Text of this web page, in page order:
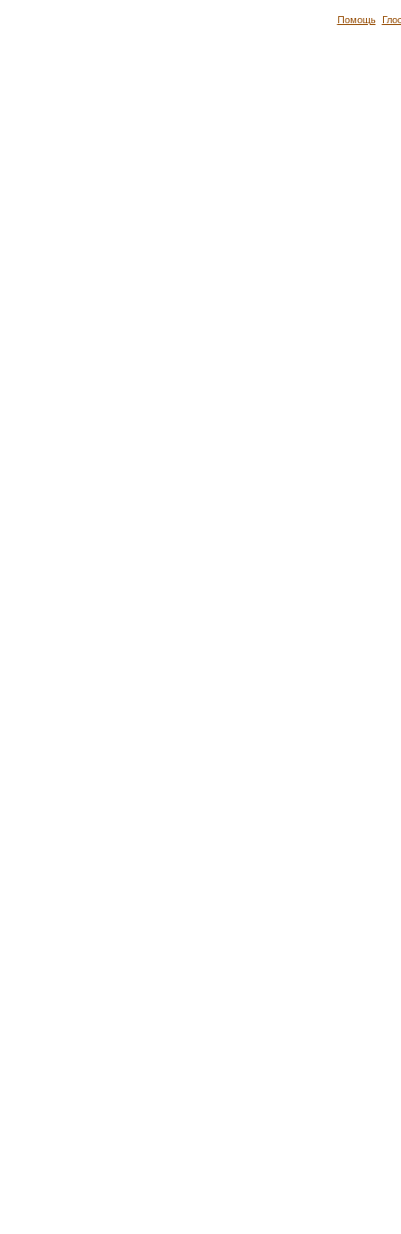
Помощь